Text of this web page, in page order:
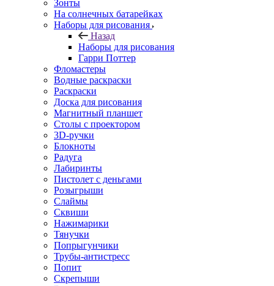
Зонты
На солнечных батарейках
Наборы для рисования
Назад
Наборы для рисования
Гарри Поттер
Фломастеры
Водные раскраски
Раскраски
Доска для рисования
Магнитный планшет
Столы с проектором
3D-ручки
Блокноты
Радуга
Лабиринты
Пистолет с деньгами
Розыгрыши
Слаймы
Сквиши
Нажимарики
Тянучки
Попрыгунчики
Трубы-антистресс
Попит
Скрепыши